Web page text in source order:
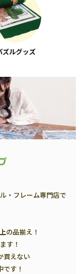
ズルグッズ
・フレーム専門店で
の品揃え！
す！
買えない
す！